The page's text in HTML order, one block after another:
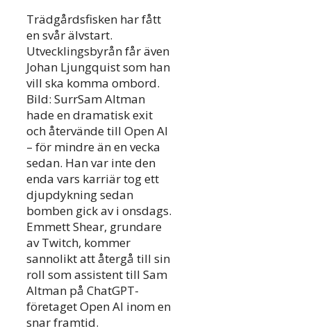
Trädgårdsfisken har fått
en svår älvstart.
Utvecklingsbyrån får även
Johan Ljungquist som han
vill ska komma ombord.
Bild: SurrSam Altman
hade en dramatisk exit
och återvände till Open AI
– för mindre än en vecka
sedan. Han var inte den
enda vars karriär tog ett
djupdykning sedan
bomben gick av i onsdags.
Emmett Shear, grundare
av Twitch, kommer
sannolikt att återgå till sin
roll som assistent till Sam
Altman på ChatGPT-
företaget Open AI inom en
snar framtid.